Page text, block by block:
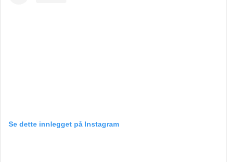
Se dette innlegget på Instagram